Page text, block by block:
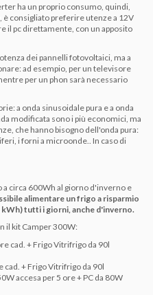
ha un proprio consumo, quindi,
è consigliato preferire utenze a 12V
il pc direttamente, con un apposito
dei pannelli fotovoltaici, ma a
ad esempio, per un televisore
per un phon sarà necessario
a onda sinusoidale pura e a onda
modificata sono i più economici, ma
che hanno bisogno dell'onda pura:
i forni a microonde.. In caso di
a circa 600Wh al giorno d'inverno e
alimentare un frigo a risparmio
tutti i giorni, anche d'inverno.
il kit Camper 300W:
cad. + Frigo Vitrifrigo da 90l
cad. + Frigo Vitrifrigo da 90l
accesa per 5 ore + PC da 80W